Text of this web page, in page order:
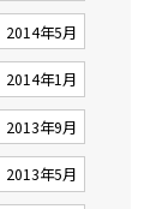
2014年5月
2014年1月
2013年9月
2013年5月